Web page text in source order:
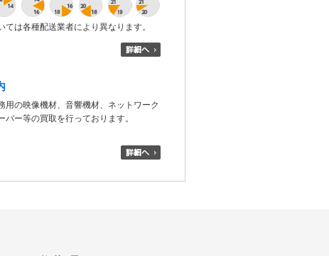
ては各種配送業者により異なります。
用の映像機材、音響機材、ネットワーク
バー等の買取を行っております。